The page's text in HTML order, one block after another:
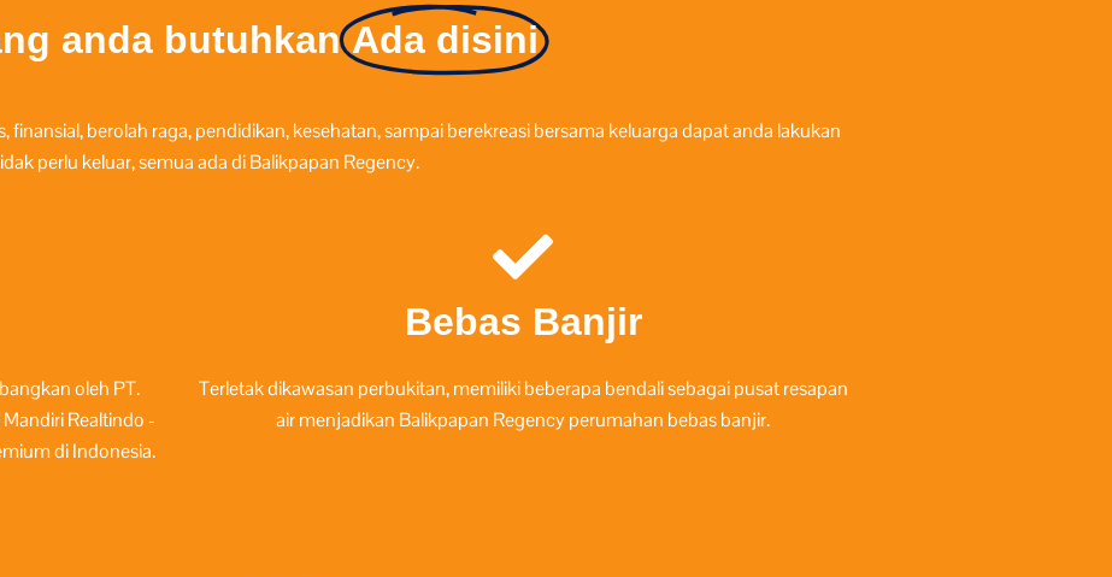
anda butuhkanAda disini
berolah raga, pendidikan, kesehatan, sampai berekreasi bersama keluarga dapat anda lakukan
perlu keluar, semua ada di Balikpapan Regency.
oleh PT.
Realtindo -
di Indonesia.
Bebas Banjir
Terletak dikawasan perbukitan, memiliki beberapa bendali sebagai pusat resapan
air menjadikan Balikpapan Regency perumahan bebas banjir.